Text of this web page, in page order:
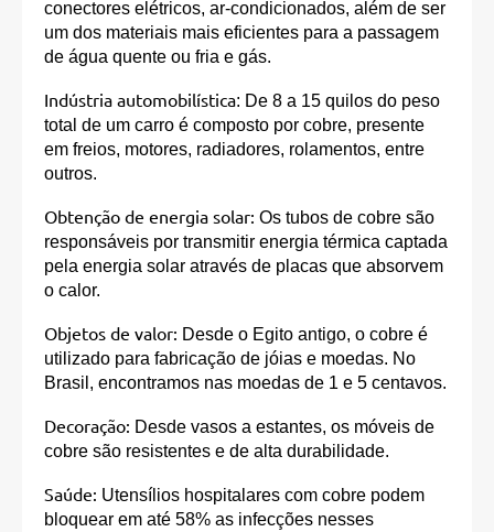
conectores elétricos, ar-condicionados, além de ser
um dos materiais mais eficientes para a passagem
de água quente ou fria e gás.
Indústria automobilística: De 8 a 15 quilos do peso
total de um carro é composto por cobre, presente
em freios, motores, radiadores, rolamentos, entre
outros.
Obtenção de energia solar: Os tubos de cobre são
responsáveis por transmitir energia térmica captada
pela energia solar através de placas que absorvem
o calor.
Objetos de valor: Desde o Egito antigo, o cobre é
utilizado para fabricação de jóias e moedas. No
Brasil, encontramos nas moedas de 1 e 5 centavos.
Decoração: Desde vasos a estantes, os móveis de
cobre são resistentes e de alta durabilidade.
Saúde: Utensílios hospitalares com cobre podem
bloquear em até 58% as infecções nesses